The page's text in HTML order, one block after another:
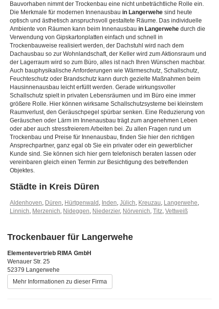
Bauvorhaben nimmt der Trockenbau eine nicht unbeträchtliche Rolle ein.
Die Merkmale für modernen Innenausbau in Langerwehe sind heute
optisch und ästhetisch anspruchsvoll gestaltete Räume. Das individuelle
Ambiente von Räumen kann beim Innenausbau in Langerwehe durch die
Verwendung von Gipskartonplatten einfach und schnell in
Trockenbauweise realisiert werden, der Dachstuhl wird nach dem
Dachausbau so zur Wohnlandschaft, der Keller wird zum Aktionsraum und
der Lagerraum wird so zum Büro, alles ist nach Ihren Wünschen machbar.
Auch bauphysikalische Anforderungen wie Wärmeschutz, Schallschutz,
Feuchteschutz oder Brandschutz kann durch gezielte Maßnahmen beim
Hausinnenausbau leicht erfüllt werden. Gerade wirkungsvoller
Schallschutz spielt in privaten Lebensräumen und im Büro eine immer
größere Rolle. Hier können wirksame Schallschutzsysteme bei kleinstem
Raumverlust, den Geräuschpegel spürbar senken. Eine Reduzierung von
Geräuschen oder Lärm im Innenausbau trägt zum angenehmen Leben
oder aber auch stressfreierem Arbeiten bei. Zu allen Fragen rund um
Trockenbau und Preise für Innenausbau, finden Sie hier den richtigen
Ansprechpartner, ganz egal ob Sie ein privater oder ein gewerblicher
Kunde sind. Sie können sich hier gern telefonisch beraten lassen oder
vereinbaren gleich einen Termin zur Besichtigung des betreffenden
Objektes.
Städte in Kreis Düren
Aldenhoven, Düren, Hürtgenwald , Inden, Jülich, Kreuzau, Langerwehe,
Linnich, Merzenich, Nideggen, Niederzier, Nörvenich, Titz, Vettweiß
Trockenbauer für Langerwehe
Elementevertrieb RIMA GmbH
Wenauer Str. 25
52379 Langerwehe
Mehr Informationen zu dieser Firma